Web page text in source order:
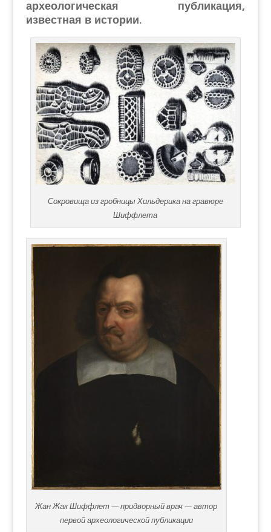
археологическая публикация,
известная в истории.
Сокровища из гробницы Хильдерика на гравюре
Шиффлета
Жан Жак Шиффлет — придворный врач — автор
первой археологической публикации